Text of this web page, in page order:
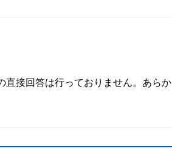
直接回答は行っておりません。あらか